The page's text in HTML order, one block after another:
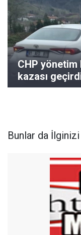
CHP
kazası
Bunlar da